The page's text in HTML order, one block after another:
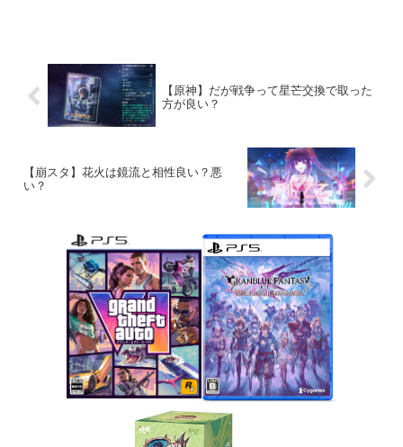
【原神】だが戦争って星芒交換で取った
方が良い？
【崩スタ】花火は鏡流と相性良い？悪
い？